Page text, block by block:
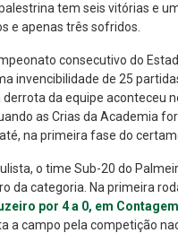
tem seis vitórias e
e apenas três sofridos.
consecutivo do
invencibilidade de 25
da equipe aconteceu
as Crias da Academia
na primeira fase do
o time Sub-20 do
da categoria. Na primeira
por 4 a 0, em
a campo pela competição